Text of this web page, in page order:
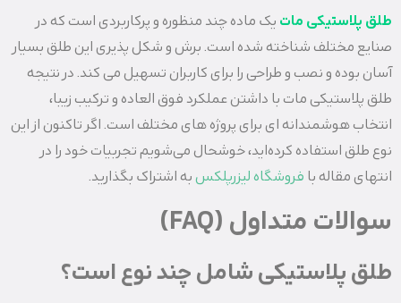
طلق پلاستیکی مات یک ماده چند منظوره و پرکاربردی است که در
صنایع مختلف شناخته شده است. برش و شکل پذیری این طلق بسیار
آسان بوده و نصب و طراحی را برای کاربران تسهیل می‌ کند. در نتیجه
طلق پلاستیکی مات با داشتن عملکرد فوق العاده و ترکیب زیبا،
انتخاب هوشمندانه ای برای پروژه‌ های مختلف است. اگر تاکنون از این
نوع طلق استفاده کرده‌اید، خوشحال می‌شویم تجربیات خود را در
انتهای مقاله با فروشگاه لیزرپلکسبه اشتراک بگذارید.
سوالات متداول (FAQ)
طلق پلاستیکی شامل چند نوع است؟